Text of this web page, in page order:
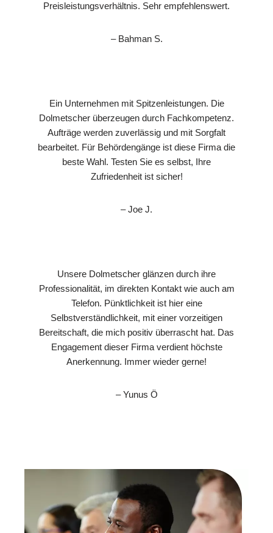
Preisleistungsverhältnis. Sehr empfehlenswert.
– Bahman S.
Ein Unternehmen mit Spitzenleistungen. Die
Dolmetscher überzeugen durch Fachkompetenz.
Aufträge werden zuverlässig und mit Sorgfalt
bearbeitet. Für Behördengänge ist diese Firma die
beste Wahl. Testen Sie es selbst, Ihre
Zufriedenheit ist sicher!
– Joe J.
Unsere Dolmetscher glänzen durch ihre
Professionalität, im direkten Kontakt wie auch am
Telefon. Pünktlichkeit ist hier eine
Selbstverständlichkeit, mit einer vorzeitigen
Bereitschaft, die mich positiv überrascht hat. Das
Engagement dieser Firma verdient höchste
Anerkennung. Immer wieder gerne!
– Yunus Ö